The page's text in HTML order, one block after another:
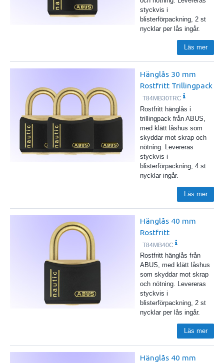
styckvis i
blisterförpackning, 2 st
nycklar per lås ingår.
Läs mer
Hänglås 30 mm
Rostfritt Trillingpack
T84MB30TRC
Rostfritt hänglås i
trillingpack från ABUS,
med klätt låshus som
skyddar mot skrap och
nötning. Levereras
styckvis i
blisterförpackning, 4 st
nycklar ingår.
Läs mer
Hänglås 40 mm
Rostfritt
T84MB40C
Rostfritt hänglås från
ABUS, med klätt låshus
som skyddar mot skrap
och nötning. Levereras
styckvis i
blisterförpackning, 2 st
nycklar per lås ingår.
Läs mer
Hänglås 40 mm